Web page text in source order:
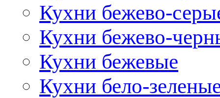
Кухни бежево-
Кухни бежево-
Кухни бежевые
Кухни бело-